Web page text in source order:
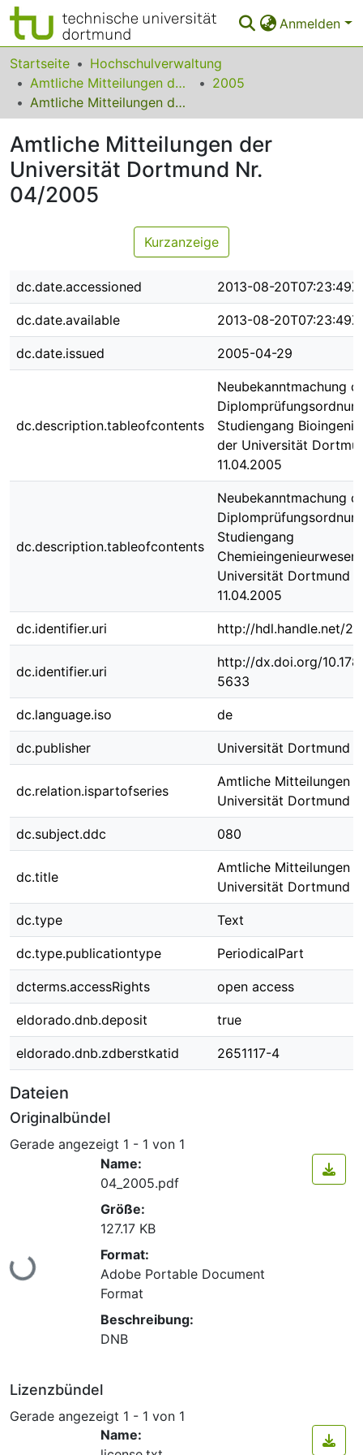
Anmelden
Bereiche & Sammlungen
Das gesamte Repositorium
FAQ
Leitlinien
Zurück zur Startseite
Startseite
Hochschulverwaltung
Amtliche Mitteilungen der Technischen Universität Dortmund
2005
Amtliche Mitteilungen der Universität Dortmund Nr. 04/2005
Amtliche Mitteilungen der
Universität Dortmund Nr.
04/2005
Kurzanzeige
dc.date.accessioned 2013-08-20T07:23:49Z
dc.date.available 2013-08-20T07:23:49Z
dc.date.issued 2005-04-29
dc.description.tableofcontents
Neubekanntmachung
Studiengang
der Universität
11.04.2005
dc.description.tableofcontents
Neubekanntmachung
Studiengang
Chemieingenieurwesen
Universität Dortmund
11.04.2005
dc.identifier.uri http://hdl.handle.net/
dc.identifier.uri
http://dx.doi.org/
5633
dc.language.iso de
dc.publisher Universität Dortmund
dc.relation.ispartofseries
Amtliche Mitteilungen
Universität Dortmund ;
dc.subject.ddc 080
dc.title
Amtliche Mitteilungen
Universität Dortmund
dc.type Text
dc.type.publicationtype PeriodicalPart
dcterms.accessRights open access
eldorado.dnb.deposit true
eldorado.dnb.zdberstkatid 2651117-4
Dateien
Originalbündel
Gerade angezeigt 1 - 1 von 1
Lade...
Name:
04_2005.pdf
Größe:
127.17 KB
Format:
Adobe Portable Document
Format
Beschreibung:
DNB
Lizenzbündel
Gerade angezeigt 1 - 1 von 1
Name: